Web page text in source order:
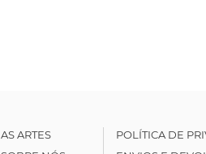
AS ARTES
POLÍTICA DE